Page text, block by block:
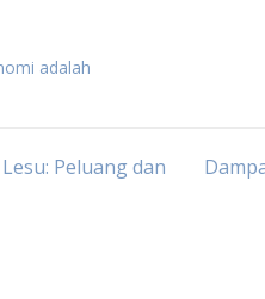
adalah
Peluang dan